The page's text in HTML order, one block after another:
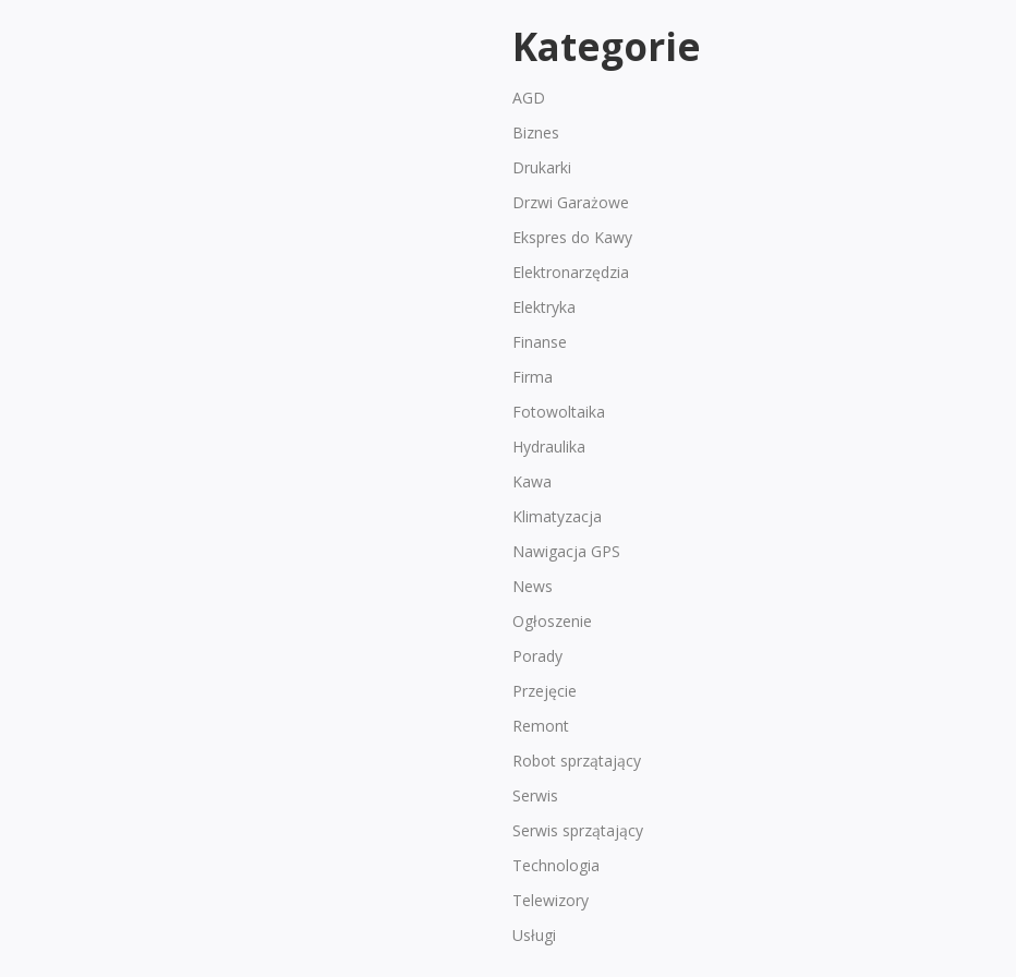
Kategorie
AGD
Biznes
Drukarki
Drzwi Garażowe
Ekspres do Kawy
Elektronarzędzia
Elektryka
Finanse
Firma
Fotowoltaika
Hydraulika
Kawa
Klimatyzacja
Nawigacja GPS
News
Ogłoszenie
Porady
Przejęcie
Remont
Robot sprzątający
Serwis
Serwis sprzątający
Technologia
Telewizory
Usługi